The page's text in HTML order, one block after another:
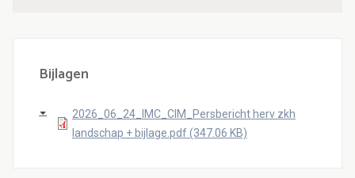
Bijlagen
2026_06_24_IMC_CIM_Persbericht herv zkh
landschap + bijlage.pdf (347.06 KB)